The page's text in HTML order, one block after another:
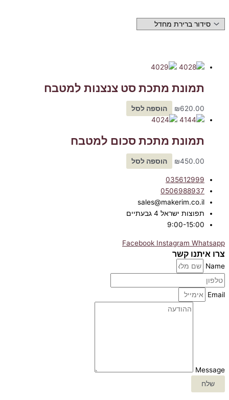
תמונת מתכת סט צנצנות למטבח
₪620.00 הוספה לסל
תמונת מתכת סכום למטבח
₪450.00 הוספה לסל
035612999
0506988937
sales@makerim.co.il
תפוצות ישראל 4 גבעתיים
9:00-15:00
Facebook Instagram Whatsapp
צרו איתנו קשר
Name
Email
Message
שלח